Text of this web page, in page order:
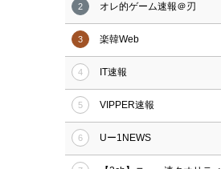
2 オレ的ゲーム速報＠刃
3 楽韓Web
4 IT速報
5 VIPPER速報
6 Uー1NEWS